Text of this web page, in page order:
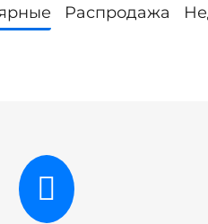
Распродажа